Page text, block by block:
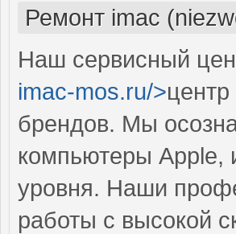
Ремонт imac
Наш сервисный
imac-mos.ru/>
брендов. Мы
компьютеры Apple,
уровня. Наши
работы с высокой